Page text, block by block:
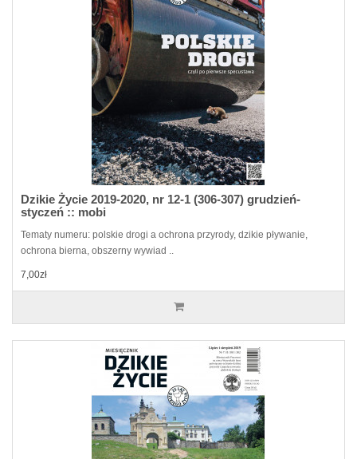
Dzikie Życie 2019-2020, nr 12-1 (306-307) grudzień-
styczeń :: mobi
Tematy numeru: polskie drogi a ochrona przyrody, dzikie pływanie,
ochrona bierna, obszerny wywiad ..
7,00zł